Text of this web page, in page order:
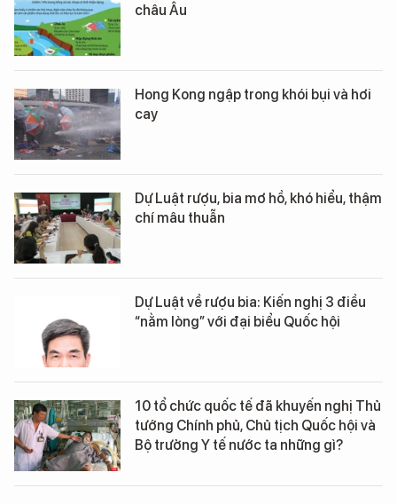
châu Âu
Hong Kong ngập trong khói bụi và hơi
cay
Dự Luật rượu, bia mơ hồ, khó hiểu, thậm
chí mâu thuẫn
Dự Luật về rượu bia: Kiến nghị 3 điều
“nằm lòng” với đại biểu Quốc hội
10 tổ chức quốc tế đã khuyến nghị Thủ
tướng Chính phủ, Chủ tịch Quốc hội và
Bộ trưởng Y tế nước ta những gì?